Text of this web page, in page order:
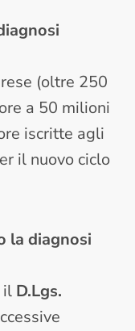
(oltre 250
a 50 milioni
iscritte agli
il nuovo ciclo
la diagnosi
il D.Lgs.